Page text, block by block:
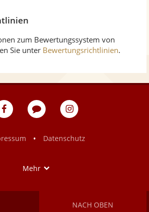
zum Bewertungssystem von
Sie unter Bewertungsrichtlinien.
eventpeppers
Blog
eventpeppers
• Datenschutz
Mehr
NACH OBEN